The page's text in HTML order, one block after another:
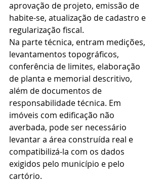
aprovação de projeto, emissão de
habite-se, atualização de cadastro e
regularização fiscal.
Na parte técnica, entram medições,
levantamentos topográficos,
conferência de limites, elaboração
de planta e memorial descritivo,
além de documentos de
responsabilidade técnica. Em
imóveis com edificação não
averbada, pode ser necessário
levantar a área construída real e
compatibilizá-la com os dados
exigidos pelo município e pelo
cartório.